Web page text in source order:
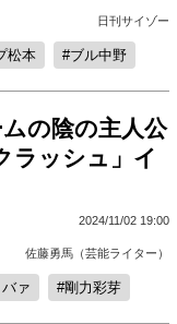
日刊サイゾー
松本 ブル中野
の陰の主人公
ラッシュ」イ
2024/11/02 19:00
佐藤勇馬（芸能ライター）
ァ 剛力彩芽